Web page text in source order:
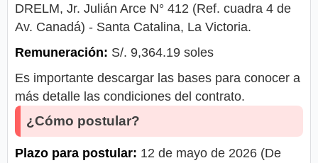
DRELM, Jr. Julián Arce N° 412 (Ref. cuadra 4 de
Av. Canadá) - Santa Catalina, La Victoria.
Remuneración: S/. 9,364.19 soles
Es importante descargar las bases para conocer a
más detalle las condiciones del contrato.
¿Cómo postular?
Plazo para postular: 12 de mayo de 2026 (De